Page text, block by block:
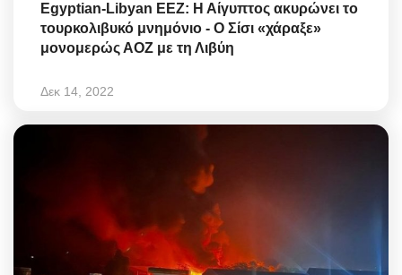
Egyptian-Libyan EEZ: Η Αίγυπτος ακυρώνει το
τουρκολιβυκό μνημόνιο - Ο Σίσι «χάραξε»
μονομερώς ΑΟΖ με τη Λιβύη
Δεκ 14, 2022